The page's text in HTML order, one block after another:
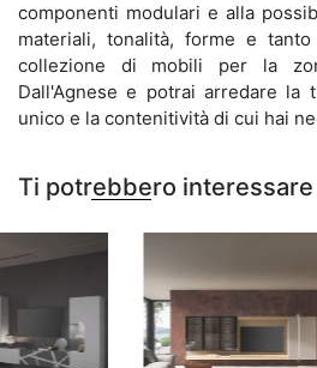
componenti modulari e alla
materiali, tonalità, forme e
collezione di mobili per la
Dall'Agnese e potrai arredare la
unico e la contenitività di cui hai
Ti potrebbero interessare